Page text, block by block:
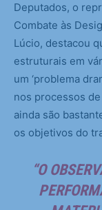
Deputados, o
Combate às
Lúcio, destacou
estruturais em
um ‘problema
nos processos
ainda são
os objetivos do
“O